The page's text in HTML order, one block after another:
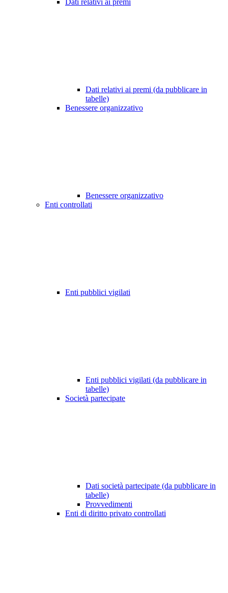
Dati relativi ai premi
Dati relativi ai premi (da pubblicare in
tabelle)
Benessere organizzativo
Benessere organizzativo
Enti controllati
Enti pubblici vigilati
Enti pubblici vigilati (da pubblicare in
tabelle)
Società partecipate
Dati società partecipate (da pubblicare in
tabelle)
Provvedimenti
Enti di diritto privato controllati